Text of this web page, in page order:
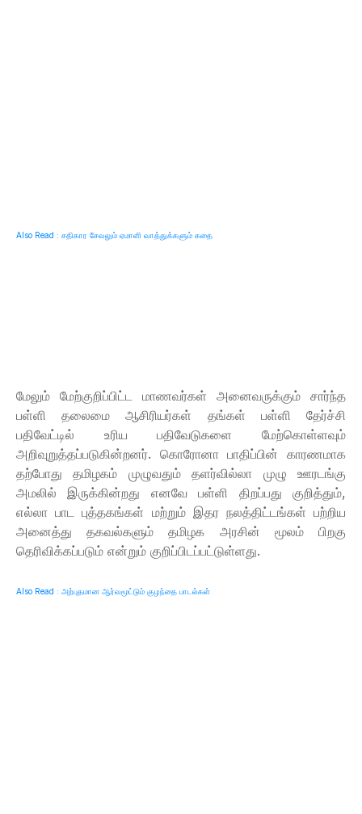
Also Read : சதிகார சேவலும் ஏமாளி வாத்துக்களும் கதை
மேலும் மேற்குறிப்பிட்ட மாணவர்கள் அனைவருக்கும் சார்ந்த
பள்ளி தலைமை ஆசிரியர்கள் தங்கள் பள்ளி தேர்ச்சி
பதிவேட்டில் உரிய பதிவேடுகளை மேற்கொள்ளவும்
அறிவுறுத்தப்படுகின்றனர். கொரோனா பாதிப்பின் காரணமாக
தற்போது தமிழகம் முழுவதும் தளர்வில்லா முழு ஊரடங்கு
அமலில் இருக்கின்றது எனவே பள்ளி திறப்பது குறித்தும்,
எல்லா பாட புத்தகங்கள் மற்றும் இதர நலத்திட்டங்கள் பற்றிய
அனைத்து தகவல்களும் தமிழக அரசின் மூலம் பிறகு
தெரிவிக்கப்படும் என்றும் குறிப்பிடப்பட்டுள்ளது.
Also Read : அற்புதமான ஆர்வமூட்டும் குழந்தை பாடல்கள்